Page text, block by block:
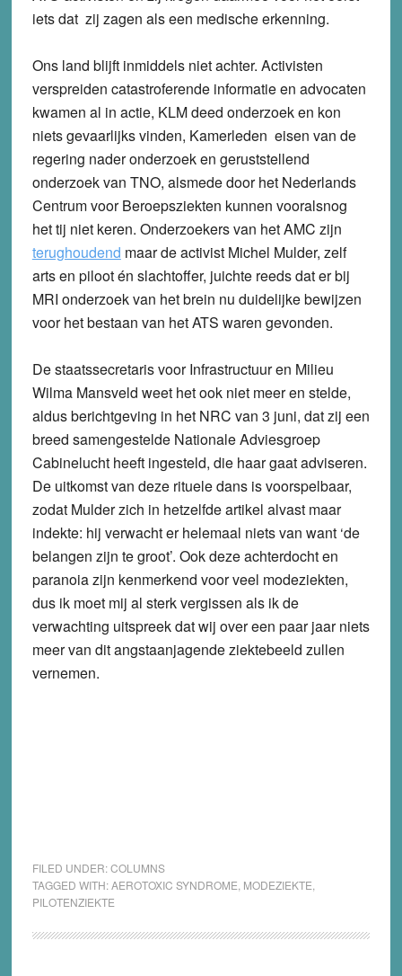
iets dat zij zagen als een medische erkenning.
Ons land blijft inmiddels niet achter. Activisten
verspreiden catastroferende informatie en advocaten
kwamen al in actie, KLM deed onderzoek en kon
niets gevaarlijks vinden, Kamerleden eisen van de
regering nader onderzoek en geruststellend
onderzoek van TNO, alsmede door het Nederlands
Centrum voor Beroepsziekten kunnen vooralsnog
het tij niet keren. Onderzoekers van het AMC zijn
terughoudend maar de activist Michel Mulder, zelf
arts en piloot én slachtoffer, juichte reeds dat er bij
MRI onderzoek van het brein nu duidelijke bewijzen
voor het bestaan van het ATS waren gevonden.
De staatssecretaris voor Infrastructuur en Milieu
Wilma Mansveld weet het ook niet meer en stelde,
aldus berichtgeving in het NRC van 3 juni, dat zij een
breed samengestelde Nationale Adviesgroep
Cabinelucht heeft ingesteld, die haar gaat adviseren.
De uitkomst van deze rituele dans is voorspelbaar,
zodat Mulder zich in hetzelfde artikel alvast maar
indekte: hij verwacht er helemaal niets van want ‘de
belangen zijn te groot’. Ook deze achterdocht en
paranoia zijn kenmerkend voor veel modeziekten,
dus ik moet mij al sterk vergissen als ik de
verwachting uitspreek dat wij over een paar jaar niets
meer van dit angstaanjagende ziektebeeld zullen
vernemen.
FILED UNDER:COLUMNS
TAGGED WITH:AEROTOXIC SYNDROME, MODEZIEKTE,
PILOTENZIEKTE